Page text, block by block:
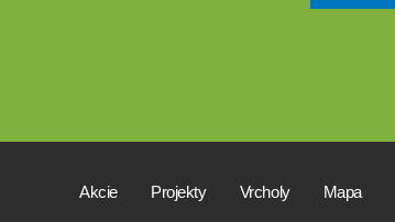
Akcie Projekty Vrcholy Mapa